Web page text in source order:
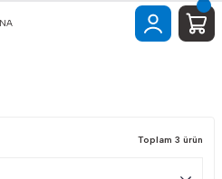
Toplam 3 ürün